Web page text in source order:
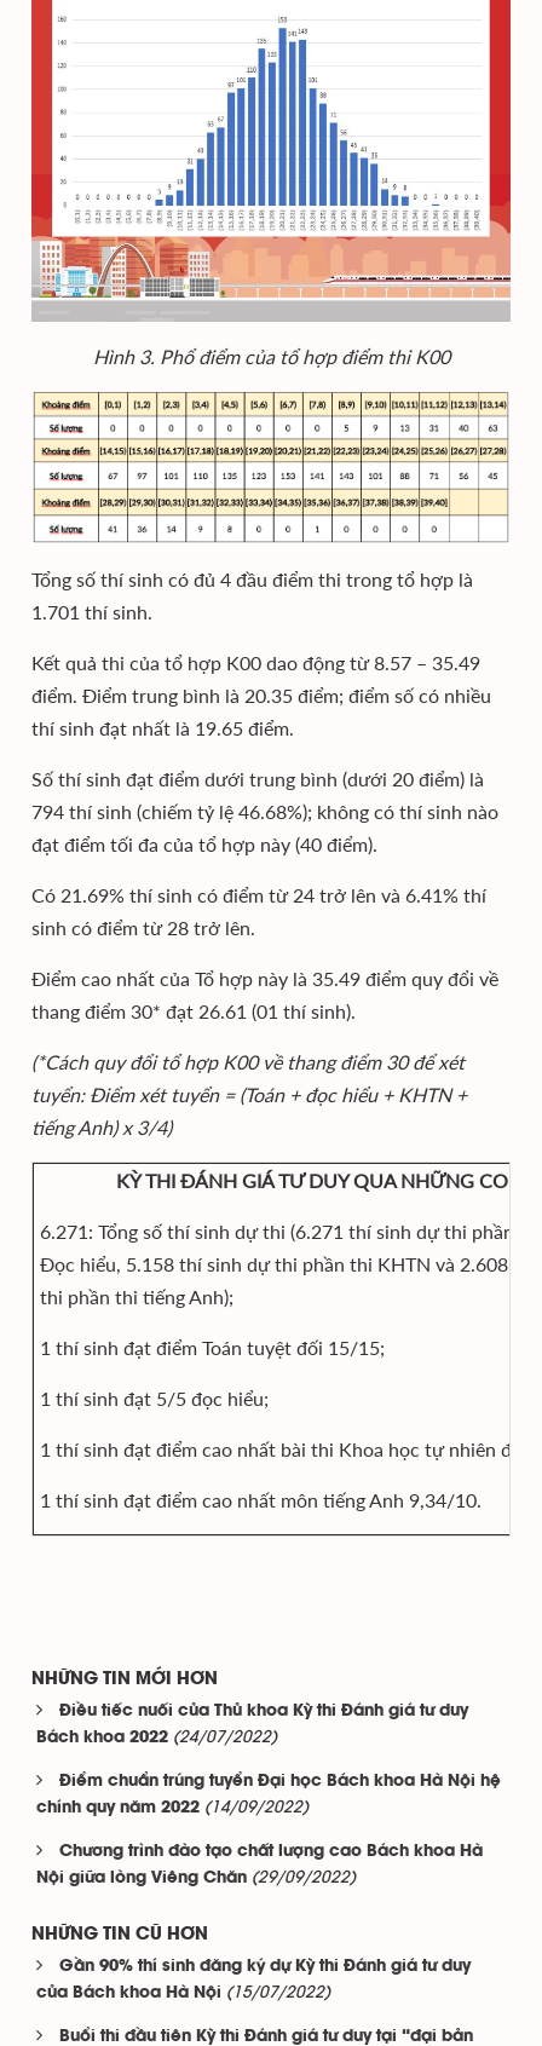
Hình 3. Phổ điểm của tổ hợp điểm thi K00
Tổng số thí sinh có đủ 4 đầu điểm thi trong tổ hợp là
1.701 thí sinh.
Kết quả thi của tổ hợp K00 dao động từ 8.57 – 35.49
điểm. Điểm trung bình là 20.35 điểm; điểm số có nhiều
thí sinh đạt nhất là 19.65 điểm.
Số thí sinh đạt điểm dưới trung bình (dưới 20 điểm) là
794 thí sinh (chiếm tỷ lệ 46.68%); không có thí sinh nào
đạt điểm tối đa của tổ hợp này (40 điểm).
Có 21.69% thí sinh có điểm từ 24 trở lên và 6.41% thí
sinh có điểm từ 28 trở lên.
Điểm cao nhất của Tổ hợp này là 35.49 điểm quy đổi về
thang điểm 30* đạt 26.61 (01 thí sinh).
(*Cách quy đổi tổ hợp K00 về thang điểm 30 để xét
tuyển: Điểm xét tuyển = (Toán + đọc hiểu + KHTN +
tiếng Anh) x 3/4)
KỲ THI ĐÁNH GIÁ TƯ DUY QUA NHỮNG CON
6.271: Tổng số thí sinh dự thi (6.271 thí sinh dự thi phần
Đọc hiểu, 5.158 thí sinh dự thi phần thi KHTN và 2.608 thí
thi phần thi tiếng Anh);
1 thí sinh đạt điểm Toán tuyệt đối 15/15;
1 thí sinh đạt 5/5 đọc hiểu;
1 thí sinh đạt điểm cao nhất bài thi Khoa học tự nhiên đạt
1 thí sinh đạt điểm cao nhất môn tiếng Anh 9,34/10.
NHỮNG TIN MỚI HƠN
Điều tiếc nuối của Thủ khoa Kỳ thi Đánh giá tư duy
Bách khoa 2022 (24/07/2022)
Điểm chuẩn trúng tuyển Đại học Bách khoa Hà Nội hệ
chính quy năm 2022 (14/09/2022)
Chương trình đào tạo chất lượng cao Bách khoa Hà
Nội giữa lòng Viêng Chăn (29/09/2022)
NHỮNG TIN CŨ HƠN
Gần 90% thí sinh đăng ký dự Kỳ thi Đánh giá tư duy
của Bách khoa Hà Nội (15/07/2022)
Buổi thi đầu tiên Kỳ thi Đánh giá tư duy tại “đại bản